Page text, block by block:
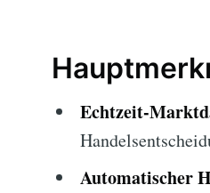
Echtzeit-
Automatischer